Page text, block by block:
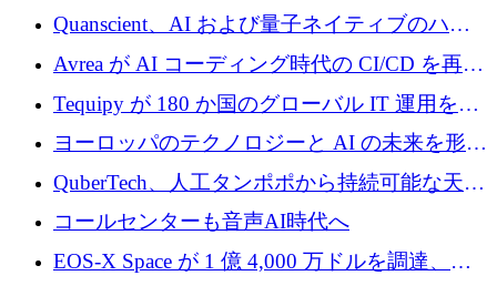
を拡大するためにシリーズ A で 2,000 万ドル
を調達
Quanscient、AI および量子ネイティブのハー
ドウェア エンジニアリングを推進するために
1,000 万ユーロを調達
Avrea が AI コーディング時代の CI/CD を再発
明するために 470 万ドルをかけてステルスか
ら浮上
Tequipy が 180 か国のグローバル IT 運用を自
動化するために 300 万ユーロ以上を調達
ヨーロッパのテクノロジーと AI の未来を形作
る: イノベーション リーダーが Nexus
Luxembourg 2026 に集まる理由
QuberTech、人工タンポポから持続可能な天然
ゴムを開発するために 340 万ポンドを調達
コールセンターも音声AI時代へ
EOS-X Space が 1 億 4,000 万ドルを調達、